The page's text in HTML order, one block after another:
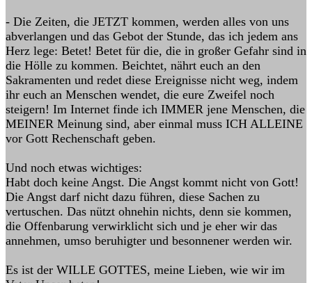
- Die Zeiten, die JETZT kommen, werden alles von uns
abverlangen und das Gebot der Stunde, das ich jedem ans
Herz lege: Betet! Betet für die, die in großer Gefahr sind in
die Hölle zu kommen. Beichtet, nährt euch an den
Sakramenten und redet diese Ereignisse nicht weg, indem
ihr euch an Menschen wendet, die eure Zweifel noch
steigern! Im Internet finde ich IMMER jene Menschen, die
MEINER Meinung sind, aber einmal muss ICH ALLEINE
vor Gott Rechenschaft geben.
Und noch etwas wichtiges:
Habt doch keine Angst. Die Angst kommt nicht von Gott!
Die Angst darf nicht dazu führen, diese Sachen zu
vertuschen. Das nützt ohnehin nichts, denn sie kommen,
die Offenbarung verwirklicht sich und je eher wir das
annehmen, umso beruhigter und besonnener werden wir.
Es ist der WILLE GOTTES, meine Lieben, wie wir im